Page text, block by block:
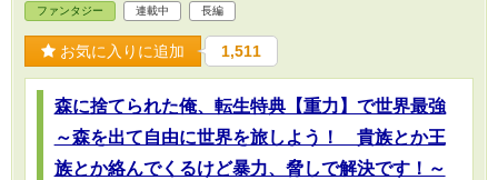
ファンタジー 連載中 長編
お気に入りに追加 1,511
森に捨てられた俺、転生特典【重力】で世界最強
～森を出て自由に世界を旅しよう！ 貴族とか王
族とか絡んでくるけど暴力、脅しで解決です！～